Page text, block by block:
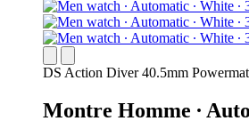
DS Action Diver 40.5mm
Montre Homme ∙